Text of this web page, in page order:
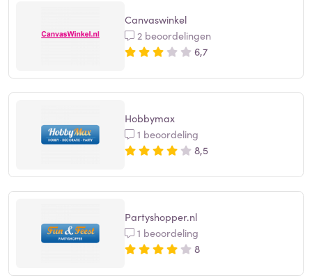
Canvaswinkel
2 beoordelingen
6,7
Hobbymax
1 beoordeling
8,5
Partyshopper.nl
1 beoordeling
8